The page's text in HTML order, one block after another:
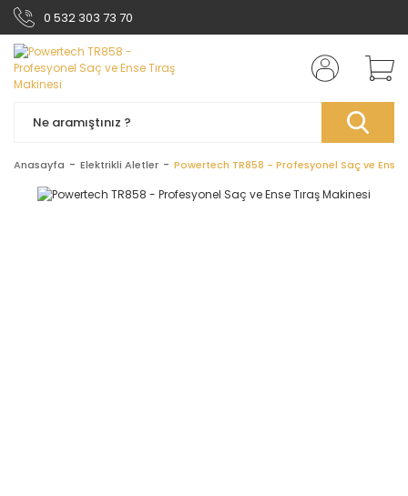
0 532 303 73 70
Anasayfa Elektrikli Aletler Powertech TR858 - Profesyonel Saç ve Ense